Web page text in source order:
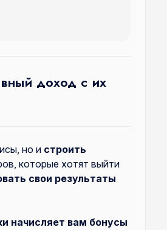
доход с их
но и строить
которые хотят выйти
свои результаты
начисляет вам бонусы